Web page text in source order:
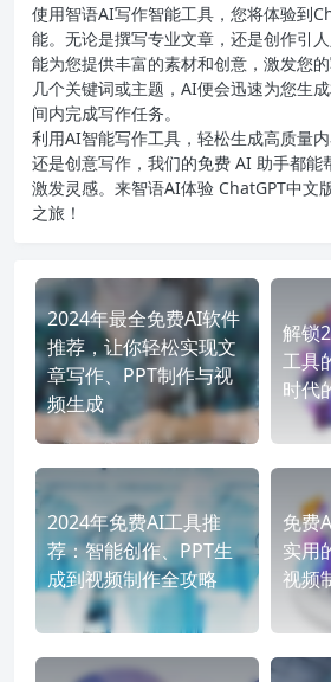
使用智语AI写作智能工具，您将体验到
能。无论是撰写专业文章，还是创作引
能为您提供丰富的素材和创意，激发您
几个关键词或主题，AI便会迅速为您生
间内完成写作任务。
利用AI智能写作工具，轻松生成高质量
还是创意写作，我们的免费 AI 助手都能
激发灵感。来智语AI体验 ChatGPT中文
之旅！
2024年最全免费AI软件
推荐，让你轻松实现文
章写作、PPT制作与视
频生成
解锁
工具
时代
2024年免费AI工具推
荐：智能创作、PPT生
成到视频制作全攻略
免费
实用
视频